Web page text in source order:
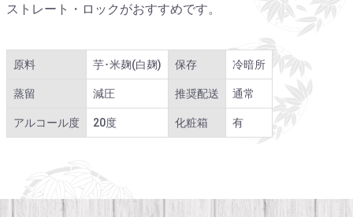
ストレート・ロックがおすすめです。
原料 芋･米麹(白麹) 保存 冷暗所
蒸留 減圧 推奨配送 通常
アルコール度 20度 化粧箱 有